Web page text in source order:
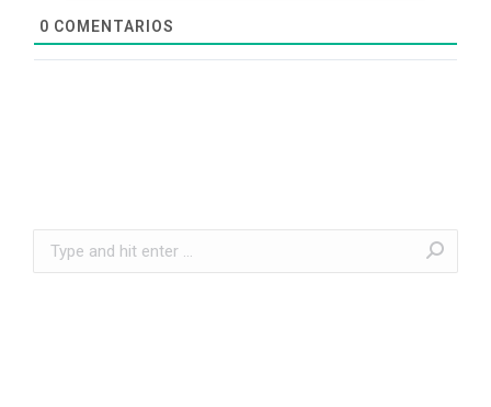
0 COMENTARIOS
Search: